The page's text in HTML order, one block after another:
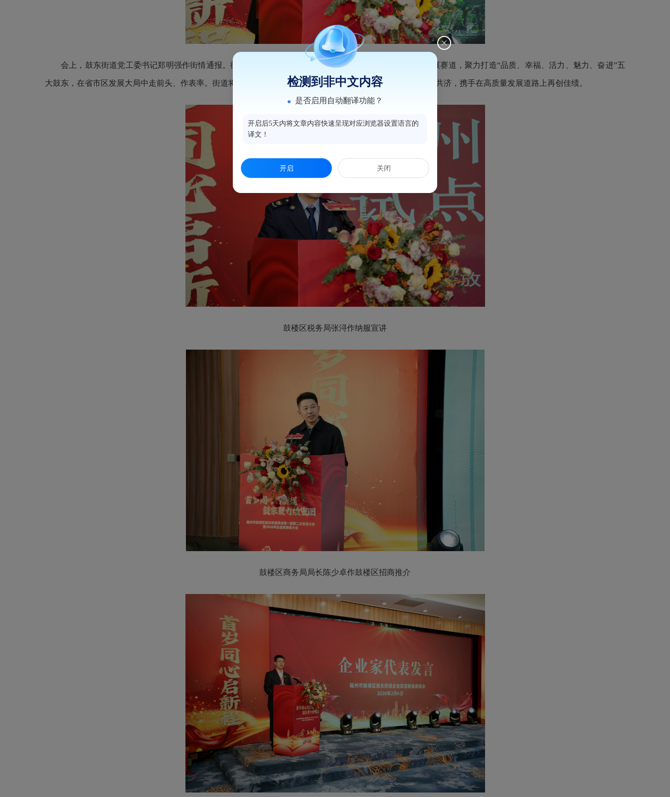
会上，鼓东街道党工委书记郑明强作街情通报。街道始终围绕经济社会高质量发展要求，深耕楼宇经济发展赛道，聚力打造“品质、幸福、活力、魅力、奋进”五
大鼓东，在省市区发展大局中走前头、作表率。街道将以最优服务助力企业发展，希望与企业家勠力同心、和衷共济，携手在高质量发展道路上再创佳绩。
鼓楼区税务局张浔作纳服宣讲
鼓楼区商务局局长陈少卓作鼓楼区招商推介
检测到非中文内容
是否启用自动翻译功能？
开启后5天内将文章内容快速呈现对应浏览器设置语言的
译文！
开启 关闭